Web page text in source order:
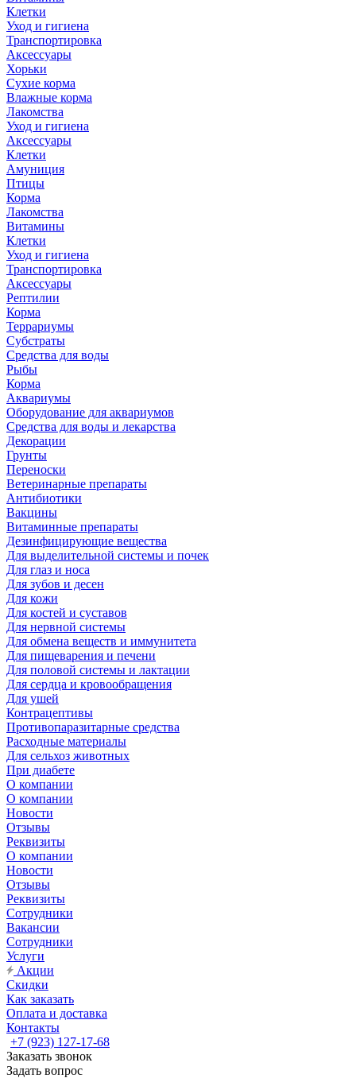
Клетки
Уход и гигиена
Транспортировка
Аксессуары
Хорьки
Сухие корма
Влажные корма
Лакомства
Уход и гигиена
Аксессуары
Клетки
Амуниция
Птицы
Корма
Лакомства
Витамины
Клетки
Уход и гигиена
Транспортировка
Аксессуары
Рептилии
Корма
Террариумы
Субстраты
Средства для воды
Рыбы
Корма
Аквариумы
Оборудование для аквариумов
Средства для воды и лекарства
Декорации
Грунты
Переноски
Ветеринарные препараты
Антибиотики
Вакцины
Витаминные препараты
Дезинфицирующие вещества
Для выделительной системы и почек
Для глаз и носа
Для зубов и десен
Для кожи
Для костей и суставов
Для нервной системы
Для обмена веществ и иммунитета
Для пищеварения и печени
Для половой системы и лактации
Для сердца и кровообращения
Для ушей
Контрацептивы
Противопаразитарные средства
Расходные материалы
Для сельхоз животных
При диабете
О компании
О компании
Новости
Отзывы
Реквизиты
О компании
Новости
Отзывы
Реквизиты
Сотрудники
Вакансии
Сотрудники
Услуги
Акции
Скидки
Как заказать
Оплата и доставка
Контакты
+7 (923) 127-17-68
Заказать звонок
Задать вопрос